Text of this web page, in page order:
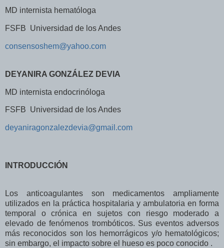
MD internista hematóloga
FSFB Universidad de los Andes
consensoshem@yahoo.com
DEYANIRA GONZÁLEZ DEVIA
MD internista endocrinóloga
FSFB Universidad de los Andes
deyaniragonzalezdevia@gmail.com
INTRODUCCIÓN
Los anticoagulantes son medicamentos ampliamente
utilizados en la práctica hospitalaria y ambulatoria en forma
temporal o crónica en sujetos con riesgo moderado a
elevado de fenómenos trombóticos. Sus eventos adversos
más reconocidos son los hemorrágicos y/o hematológicos;
sin embargo, el impacto sobre el hueso es poco conocido .